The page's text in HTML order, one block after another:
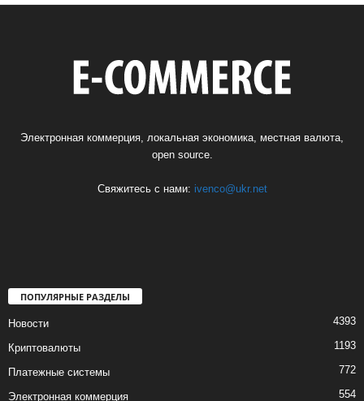
Электронная коммерция, локальная экономика, местная валюта,
open source.
Свяжитесь с нами: ivenco@ukr.net
ПОПУЛЯРНЫЕ РАЗДЕЛЫ
Новости 4393
Криптовалюты 1193
Платежные системы 772
Электронная коммерция 554